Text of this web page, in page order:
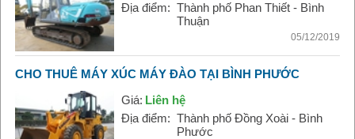
Địa điểm: Thành phố Phan Thiết - Bình
Thuận
05/12/2019
CHO THUÊ MÁY XÚC MÁY ĐÀO TẠI BÌNH PHƯỚC
Giá: Liên hệ
Địa điểm: Thành phố Đồng Xoài - Bình
Phước